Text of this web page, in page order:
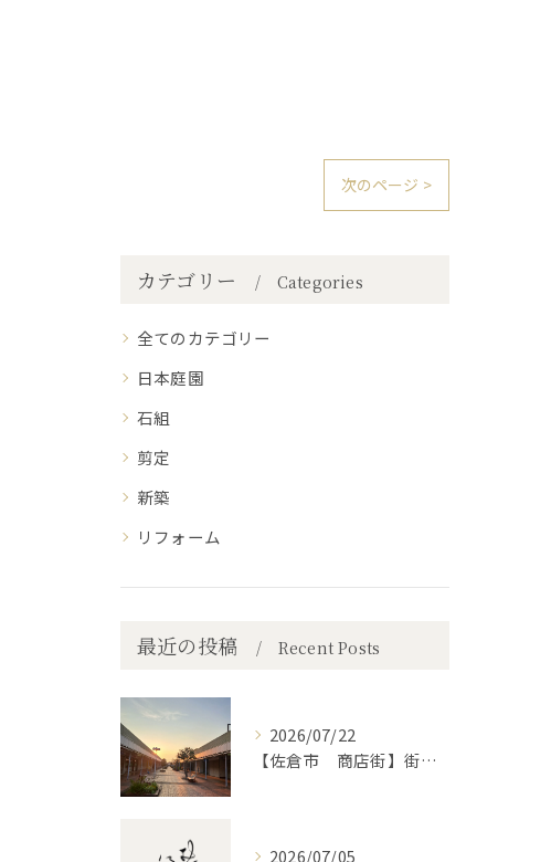
次のページ >
カテゴリー Categories
全てのカテゴリー
日本庭園
石組
剪定
新築
リフォーム
最近の投稿 Recent Posts
2026/07/22
【佐倉市 商店街】街路植木剪定
2026/07/05